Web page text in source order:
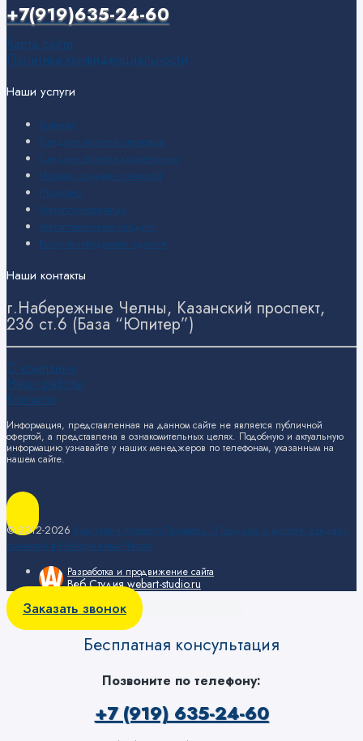
+7(919)635-24-60
Карта сайта
Политика конфиденциальности
Наши услуги
Главная
Сэндвич панели стеновые
Сэндвич панели кровельные
Монтаж сэндвич панелей
Профлист
Металлочерепица
Металлический сайдинг
Быстровозводимые здания
Наши контакты
г.Набережные Челны, Казанский проспект,
236 ст.6 (База “Юпитер”)
О компании
Наши работы
Контакты
Информация, представленная на данном сайте не является публичной
офертой, а представлена в ознакомительных целях. Подобную и актуальную
информацию узнавайте у наших менеджеров по телефонам, указанным на
нашем сайте.
© 2012-2026 Компания МеталлоПрофиль - Продажа и монтаж сэндвич
панелей в Набережных Челах
Разработка и продвижение сайта
Веб Студия webart-studio.ru
Заказать звонок
Бесплатная консультация
Позвоните по телефону:
+7 (919) 635-24-60